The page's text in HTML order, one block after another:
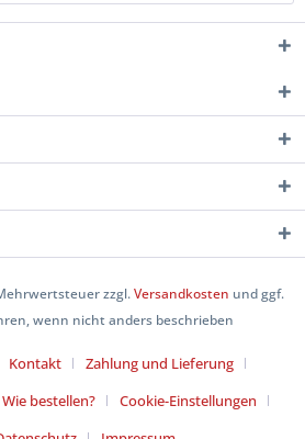
zzgl.Versandkosten und ggf.
wenn nicht anders beschrieben
Kontakt
Zahlung und Lieferung
Wie bestellen?
Cookie-Einstellungen